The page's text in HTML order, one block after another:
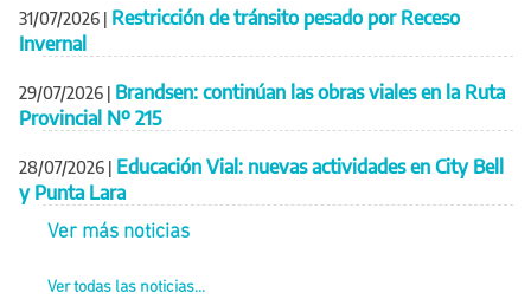
31/07/2026 | Restricción de tránsito pesado por Receso
Invernal
29/07/2026 | Brandsen: continúan las obras viales en la Ruta
Provincial Nº 215
28/07/2026 | Educación Vial: nuevas actividades en City Bell
y Punta Lara
Ver más noticias
Ver todas las noticias...